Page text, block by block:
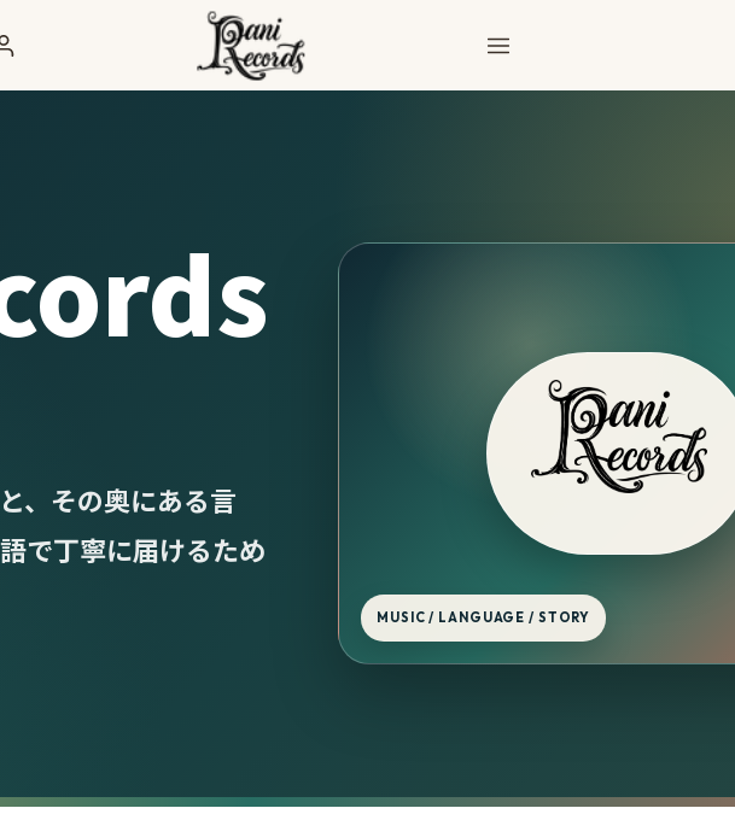
、その奥にある言
で丁寧に届けるため
MUSIC / LANGUAGE / STORY